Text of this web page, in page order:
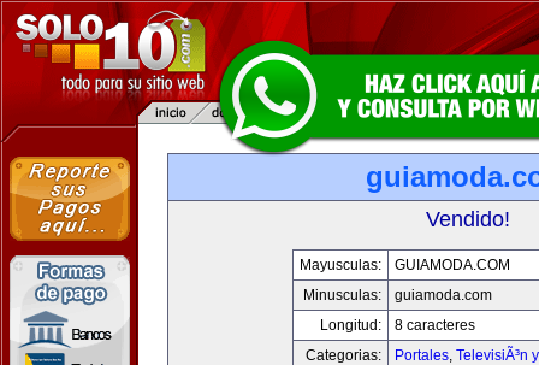
Vendido!
Mayusculas:
GUIAMODA.COM
Minusculas:
guiamoda.com
Longitud:
8 caracteres
Categorias:
Portales, TelevisiÃ³n